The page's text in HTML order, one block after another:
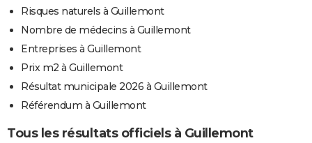
Risques naturels à Guillemont
Nombre de médecins à Guillemont
Entreprises à Guillemont
Prix m2 à Guillemont
Résultat municipale 2026 à Guillemont
Référendum à Guillemont
Tous les résultats officiels à Guillemont